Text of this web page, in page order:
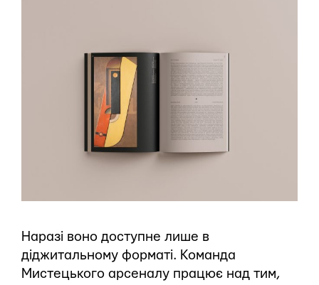
Наразі воно доступне лише в
діджитальному форматі. Команда
Мистецького арсеналу працює над тим,